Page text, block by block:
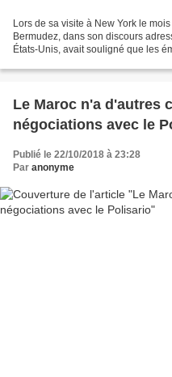
Lors de sa visite à New York le
Bermudez, dans son discours
États-Unis, avait souligné que les
Le Maroc n'a d'autres
négociations avec le
Publié le 22/10/2018 à 23:28
Par anonyme